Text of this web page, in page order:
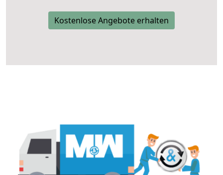
Kostenlose Angebote erhalten